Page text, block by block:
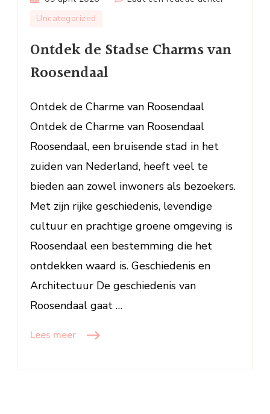
Stadse
Uncategorized
Ontdek de Stadse Charms van
Roosendaal
Ontdek de Charme van Roosendaal
Ontdek de Charme van Roosendaal
Roosendaal, een bruisende stad in het
zuiden van Nederland, heeft veel te
bieden aan zowel inwoners als bezoekers.
Met zijn rijke geschiedenis, levendige
cultuur en prachtige groene omgeving is
Roosendaal een bestemming die het
ontdekken waard is. Geschiedenis en
Architectuur De geschiedenis van
Roosendaal gaat …
Lees meer